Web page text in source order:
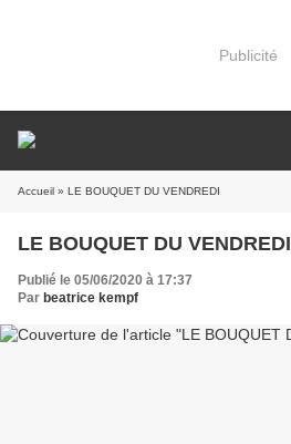
Publicité
Accueil » LE BOUQUET DU VENDREDI
LE BOUQUET DU VENDREDI
Publié le 05/06/2020 à 17:37
Par beatrice kempf